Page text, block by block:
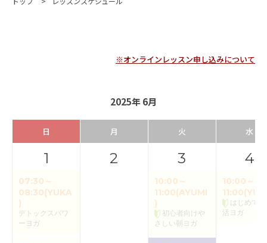
※オンラインレッスン申し込みについて
2025年 6月
日 月 火 水
1
07:30～
08:30(YUKA
)
デトックスパワ
ーヨガ
2 3
10:00～
11:00(AYUMI
)
初心者向けや
さしい朝ヨガ
4
10:00～
はじめて
活ヨガ